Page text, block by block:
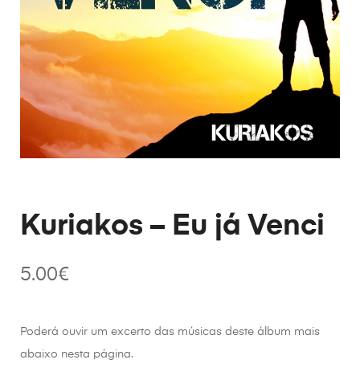
Kuriakos – Eu já Venci
5.00€
Poderá ouvir um excerto das músicas deste álbum mais
abaixo nesta página.